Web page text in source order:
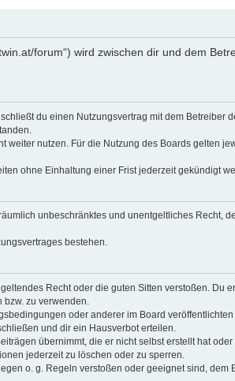
forum“) wird zwischen dir und dem
du einen Nutzungsvertrag mit dem Betreiber
nutzen. Für die Nutzung des Boards gelten
ohne Einhaltung einer Frist jederzeit gekündigt
unbeschränktes und unentgeltliches Recht,
bestehen.
Recht oder die guten Sitten verstoßen. Du
zu verwenden.
oder anderer im Board
und dir ein Hausverbot erteilen.
übernimmt, die er nicht selbst erstellt hat
jederzeit zu löschen oder zu sperren.
o. g. Regeln verstoßen oder geeignet sind, dem